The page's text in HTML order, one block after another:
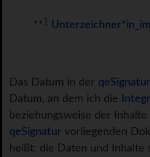
** 1
Das Datum in der qeSignatur
Datum, an dem ich die
beziehungsweise der
qeSignatur vorliegenden
heißt: die Daten und Inhalte